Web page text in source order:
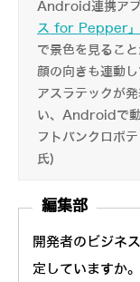
Android連携ア
ス for Pepper」
で景色を見るこ
顔の向きも連動
アスラテックが
い、Androidで動
フトバンクロボ
氏)
編集部
開発者のビジネ
定していますか。